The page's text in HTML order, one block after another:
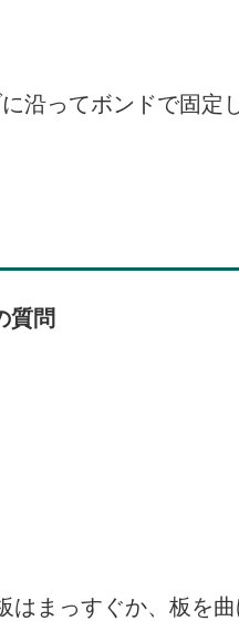
沿ってボンドで固定
質問
はまっすぐか、板を